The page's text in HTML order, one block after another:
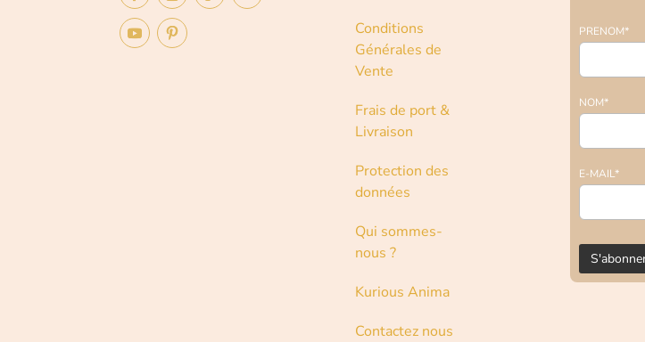
Conditions
Générales de
Vente
Frais de port &
Livraison
Protection des
données
Qui sommes-
nous ?
Kurious Anima
Contactez nous
PRENOM*
NOM*
E-MAIL*